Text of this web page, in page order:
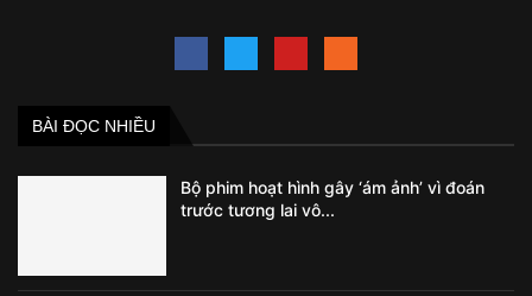
BÀI ĐỌC NHIỀU
Bộ phim hoạt hình gây ‘ám ảnh’ vì đoán
trước tương lai vô...